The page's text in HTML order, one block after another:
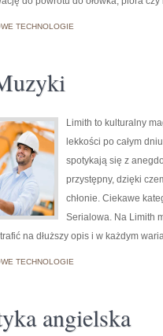
TECHNOLOGIE
Limith to kulturalny
lekkości po całym
spotykają się z
przystępny, dzięki
chłonie. Ciekawe
Serialowa. Na Limith
na dłuższy opis i w każdym
TECHNOLOGIE
angielska